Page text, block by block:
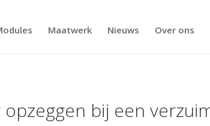
Maatwerk Nieuws Over ons
bij een